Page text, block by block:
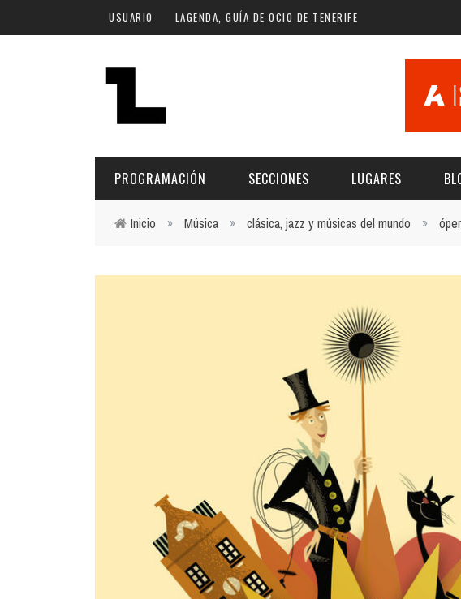
Pasar al contenido principal
USUARIO LAGENDA, GUÍA DE OCIO DE TENERIFE
PROGRAMACIÓN
Norte
Sur
Santa Cruz | La
SECCIONES
INFANTIL
LUGARES
ESPACIOS CULTURALES
NOCHE
LOCALES CON
COMERCIO
GASTRO
FORMATIVO
Inicio » Música » clásica, jazz y músicas del mundo »